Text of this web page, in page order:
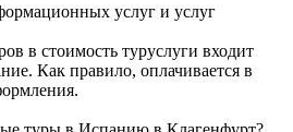
услуг и услуг
в стоимость туруслуги входит
Как правило, оплачивается в